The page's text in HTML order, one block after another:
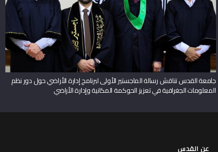
جامعة القدس تناقش رسالة الماجستير الأولى لبرنامج إدارة الأراضي حول دور نظم
المعلومات الجغرافية في تعزيز الحوكمة المكانية وإدارة الأراضي
عن القدس